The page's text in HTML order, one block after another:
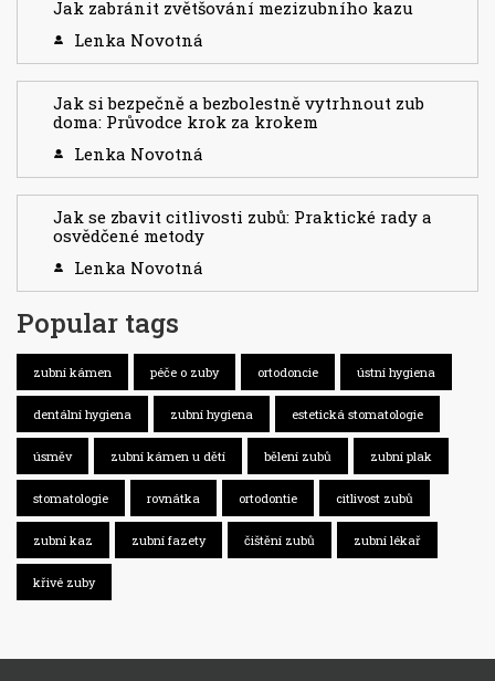
Jak zabránit zvětšování mezizubního kazu
Lenka Novotná
Jak si bezpečně a bezbolestně vytrhnout zub
doma: Průvodce krok za krokem
Lenka Novotná
Jak se zbavit citlivosti zubů: Praktické rady a
osvědčené metody
Lenka Novotná
Popular tags
zubní kámen péče o zuby ortodoncie ústní hygiena
dentální hygiena zubní hygiena estetická stomatologie
úsměv zubní kámen u dětí bělení zubů zubní plak
stomatologie rovnátka ortodontie citlivost zubů
zubní kaz zubní fazety čištění zubů zubní lékař
křivé zuby